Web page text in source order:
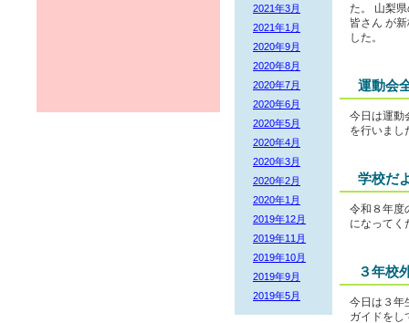
2021年3月
2021年1月
2020年9月
2020年8月
2020年7月
2020年6月
2020年5月
2020年4月
2020年3月
2020年2月
2020年1月
2019年12月
2019年11月
2019年10月
2019年9月
2019年5月
た。 山梨
皆さん が
した。
運動会
今日は運動
を行いまし
学校だ
令和８年度
になってく
３年校
今日は３年
ガイドをし